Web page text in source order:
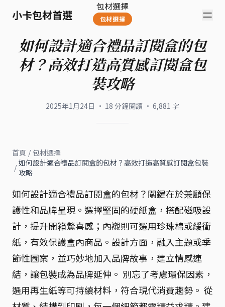
小卡包材首選
包材選擇
包材選擇
如何設計適合禮品訂閱盒的包
材？高效打造高質感訂閱盒包
裝攻略
2025年1月24日 · 18 分鐘閱讀 · 6,881 字
首頁 / 包材選擇
/ 如何設計適合禮品訂閱盒的包材？高效打造高質感訂閱盒包裝
攻略
如何設計適合禮品訂閱盒的包材？關鍵在於兼顧保
護性和品牌呈現。選擇堅固的硬紙盒，搭配磁吸設
計，提升開箱驚喜感；內襯則可選用珍珠棉或緩衝
紙，有效保護盒內商品。設計方面，融入主題或季
節性圖案，並巧妙地加入品牌故事，建立情感連
結，讓包裝成為品牌延伸。 別忘了考慮環保因素，
選用再生紙等可持續材料，符合現代消費趨勢。 從